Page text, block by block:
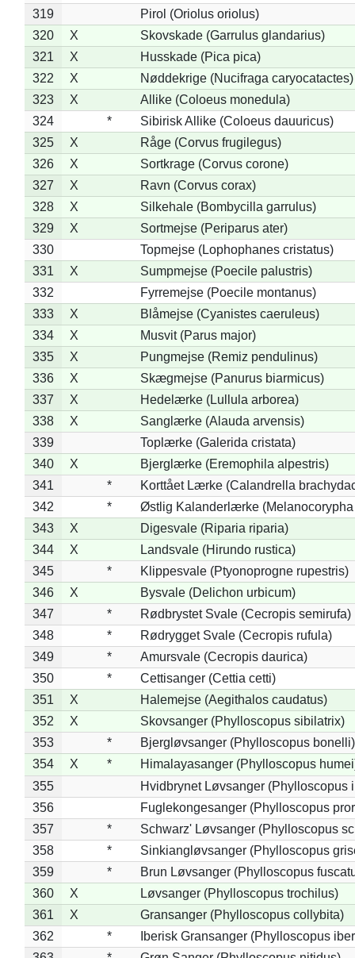
319
Pirol (Oriolus oriolus)
320
X
Skovskade (Garrulus glandarius)
321
X
Husskade (Pica pica)
322
X
Nøddekrige (Nucifraga caryocatactes)
323
X
Allike (Coloeus monedula)
324
*
Sibirisk Allike (Coloeus dauuricus)
325
X
Råge (Corvus frugilegus)
326
X
Sortkrage (Corvus corone)
327
X
Ravn (Corvus corax)
328
X
Silkehale (Bombycilla garrulus)
329
X
Sortmejse (Periparus ater)
330
Topmejse (Lophophanes cristatus)
331
X
Sumpmejse (Poecile palustris)
332
Fyrremejse (Poecile montanus)
333
X
Blåmejse (Cyanistes caeruleus)
334
X
Musvit (Parus major)
335
X
Pungmejse (Remiz pendulinus)
336
X
Skægmejse (Panurus biarmicus)
337
X
Hedelærke (Lullula arborea)
338
X
Sanglærke (Alauda arvensis)
339
Toplærke (Galerida cristata)
340
X
Bjerglærke (Eremophila alpestris)
341
*
Korttået Lærke (Calandrella
342
*
Østlig Kalanderlærke (Melanocorypha
343
X
Digesvale (Riparia riparia)
344
X
Landsvale (Hirundo rustica)
345
*
Klippesvale (Ptyonoprogne rupestris)
346
X
Bysvale (Delichon urbicum)
347
*
Rødbrystet Svale (Cecropis semirufa)
348
*
Rødrygget Svale (Cecropis rufula)
349
*
Amursvale (Cecropis daurica)
350
*
Cettisanger (Cettia cetti)
351
X
Halemejse (Aegithalos caudatus)
352
X
Skovsanger (Phylloscopus sibilatrix)
353
*
Bjergløvsanger (Phylloscopus bonelli)
354
X *
Himalayasanger (Phylloscopus
355
Hvidbrynet Løvsanger (Phylloscopus
356
Fuglekongesanger (Phylloscopus
357
*
Schwarz' Løvsanger (Phylloscopus
358
*
Sinkiangløvsanger (Phylloscopus
359
*
Brun Løvsanger (Phylloscopus
360
X
Løvsanger (Phylloscopus trochilus)
361
X
Gransanger (Phylloscopus collybita)
362
*
Iberisk Gransanger (Phylloscopus